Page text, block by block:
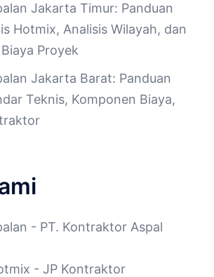
Jakarta Timur: Panduan
Hotmix, Analisis Wilayah, dan
Proyek
Jakarta Barat: Panduan
Teknis, Komponen Biaya,
- PT. Kontraktor Aspal
- JP Kontraktor